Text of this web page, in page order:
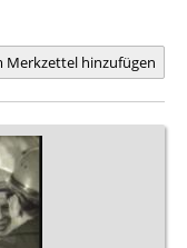
Merkzettel hinzufügen